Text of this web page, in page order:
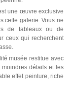
une œuvre exclusive
cette galerie. Vous ne
de tableaux ou de
ceux qui recherchent
musée restitue avec
détails et les
effet peinture, riche